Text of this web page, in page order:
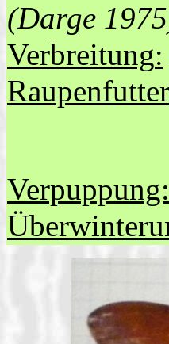
(Darge
Verbreitung:
Verpuppung: